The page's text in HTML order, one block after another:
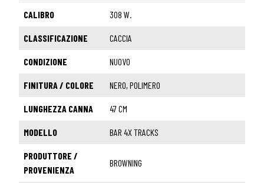
CALIBRO 308 W.
CLASSIFICAZIONE CACCIA
CONDIZIONE NUOVO
FINITURA / COLORE NERO, POLIMERO
LUNGHEZZA CANNA 47 CM
MODELLO BAR 4X TRACKS
PRODUTTORE /
PROVENIENZA
BROWNING